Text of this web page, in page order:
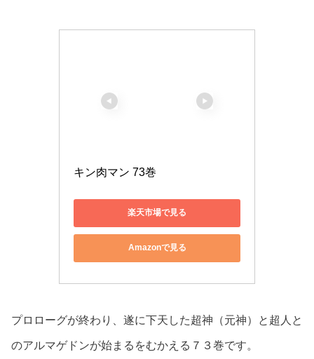
キン肉マン 73巻
楽天市場で見る
Amazonで見る
プロローグが終わり、遂に下天した超神（元神）と超人と
のアルマゲドンが始まるをむかえる７３巻です。